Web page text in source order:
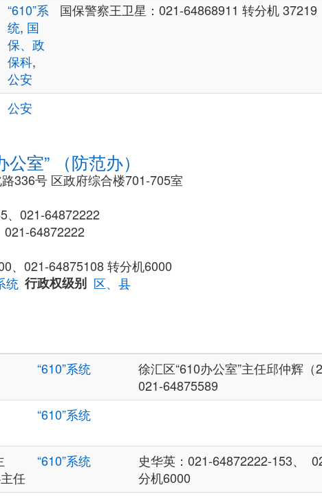
“610”系
统, 国
保、政
保科,
公安
国保警察王卫星：021-64868911 转分机 37219
公安
室” （防范办）
336号 区政府综合楼701-705室
、021-64872222
021-64872222
、021-64875108 转分机6000
统 行政权级别 区、县
“610”系统
徐汇区“610办公室”主任邱仲辉（
021-64875589
“610”系统
任
“610”系统
史华英：021-64872222-153、
分机6000